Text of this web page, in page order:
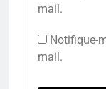
mail.
Notifique-
mail.